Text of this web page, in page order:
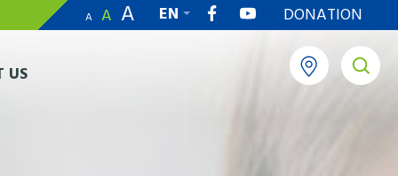
A A A
EN
DONATION
US